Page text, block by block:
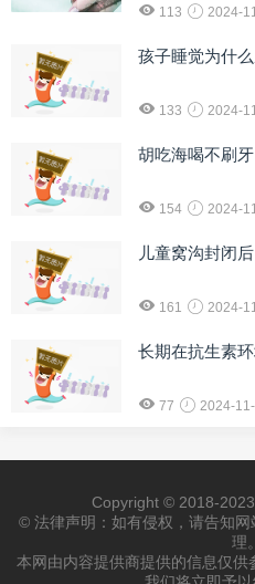
113 2024-
孩子睡觉为什
133 2024-
胡吃海喝不刷
154 2024-
儿童窝沟封闭
161 2024-
长期在抗生素
77 2024-
Copyright © 2018-
© 法律声明：如有侵权，请告知
理。
本网由内容提供商提供的信息仅供